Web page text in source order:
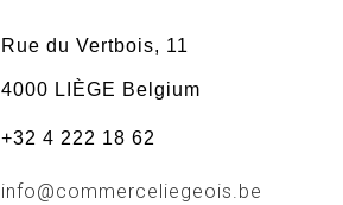
Rue du Vertbois, 11
4000 LIÈGE Belgium
+32 4 222 18 62
info@commerceliegeois.be